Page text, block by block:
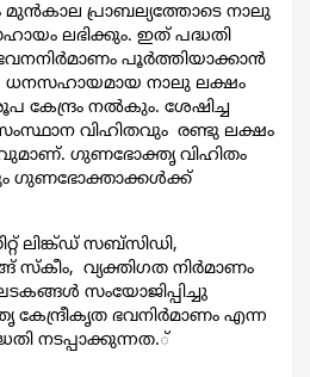
പ്രാബല്യത്തോടെ നാലു
ലഭിക്കും. ഇത് പദ്ധതി
പൂര്‍ത്തിയാക്കാന്‍
നാലു ലക്ഷം
കേന്ദ്രം നല്‍കും. ശേഷിച്ച
വിഹിതവും രണ്ടു ലക്ഷം
ഗുണഭോക്തൃ വിഹിതം
ഗുണഭോക്താക്കള്‍ക്ക്
ലിങ്ക്ഡ് സബ്സിഡി,
വ്യക്തിഗത നിര്‍മാണം
സംയോജിപ്പിച്ചു
ഭവനിര്‍മാണം എന്ന
നടപ്പാക്കുന്നത.്